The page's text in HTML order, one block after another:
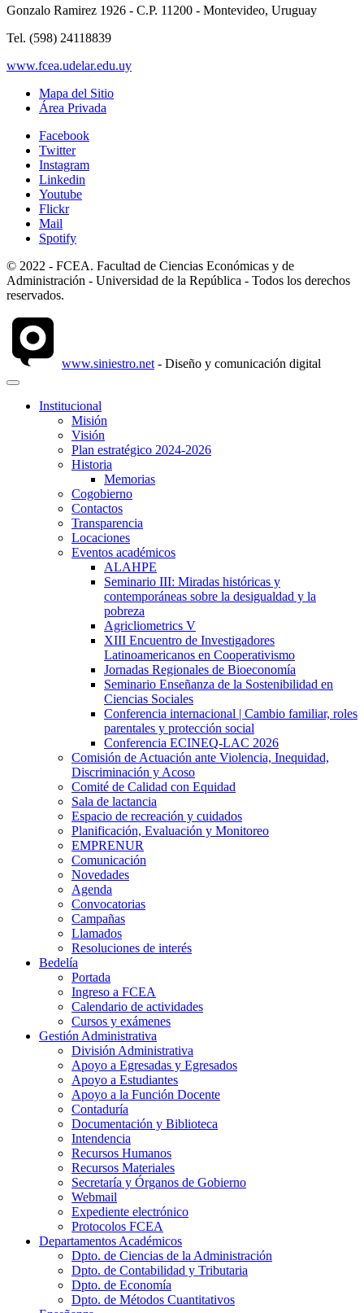
Gonzalo Ramirez 1926 - C.P. 11200 - Montevideo, Uruguay
Tel. (598) 24118839
www.fcea.udelar.edu.uy
Mapa del Sitio
Área Privada
Facebook
Twitter
Instagram
Linkedin
Youtube
Flickr
Mail
Spotify
© 2022 - FCEA. Facultad de Ciencias Económicas y de
Administración - Universidad de la República - Todos los derechos
reservados.
www.siniestro.net - Diseño y comunicación digital
Institucional
Misión
Visión
Plan estratégico 2024-2026
Historia
Memorias
Cogobierno
Contactos
Transparencia
Locaciones
Eventos académicos
ALAHPE
Seminario III: Miradas históricas y
contemporáneas sobre la desigualdad y la
pobreza
Agricliometrics V
XIII Encuentro de Investigadores
Latinoamericanos en Cooperativismo
Jornadas Regionales de Bioeconomía
Seminario Enseñanza de la Sostenibilidad en
Ciencias Sociales
Conferencia internacional | Cambio familiar, roles
parentales y protección social
Conferencia ECINEQ-LAC 2026
Comisión de Actuación ante Violencia, Inequidad,
Discriminación y Acoso
Comité de Calidad con Equidad
Sala de lactancia
Espacio de recreación y cuidados
Planificación, Evaluación y Monitoreo
EMPRENUR
Comunicación
Novedades
Agenda
Convocatorias
Campañas
Llamados
Resoluciones de interés
Bedelía
Portada
Ingreso a FCEA
Calendario de actividades
Cursos y exámenes
Gestión Administrativa
División Administrativa
Apoyo a Egresadas y Egresados
Apoyo a Estudiantes
Apoyo a la Función Docente
Contaduría
Documentación y Biblioteca
Intendencia
Recursos Humanos
Recursos Materiales
Secretaría y Órganos de Gobierno
Webmail
Expediente electrónico
Protocolos FCEA
Departamentos Académicos
Dpto. de Ciencias de la Administración
Dpto. de Contabilidad y Tributaria
Dpto. de Economía
Dpto. de Métodos Cuantitativos